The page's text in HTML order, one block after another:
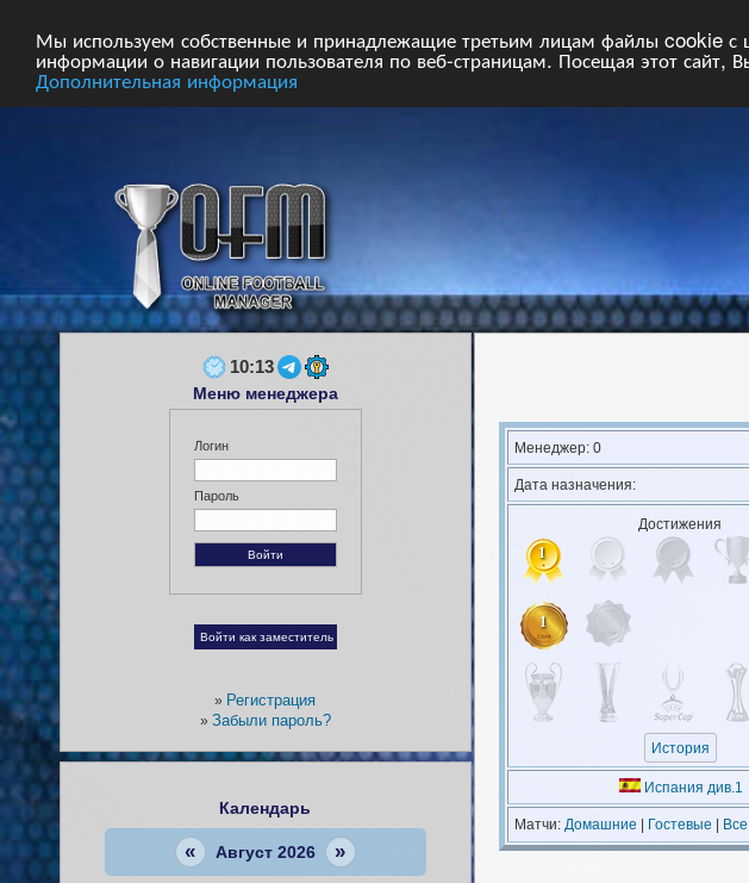
Мы используем собственные и принадлежащие третьим лицам файлы cookie с
информации о навигации пользователя по веб-страницам. Посещая этот сайт,
Дополнительная информация
Менеджер: 0
Дата назначения:
Достижения
1
1
История
Испания див.1
Матчи: Домашние Гостевые
10:13
Меню менеджера
Логин
Пароль
» Регистрация
» Забыли пароль?
Календарь
« Август 2026 »